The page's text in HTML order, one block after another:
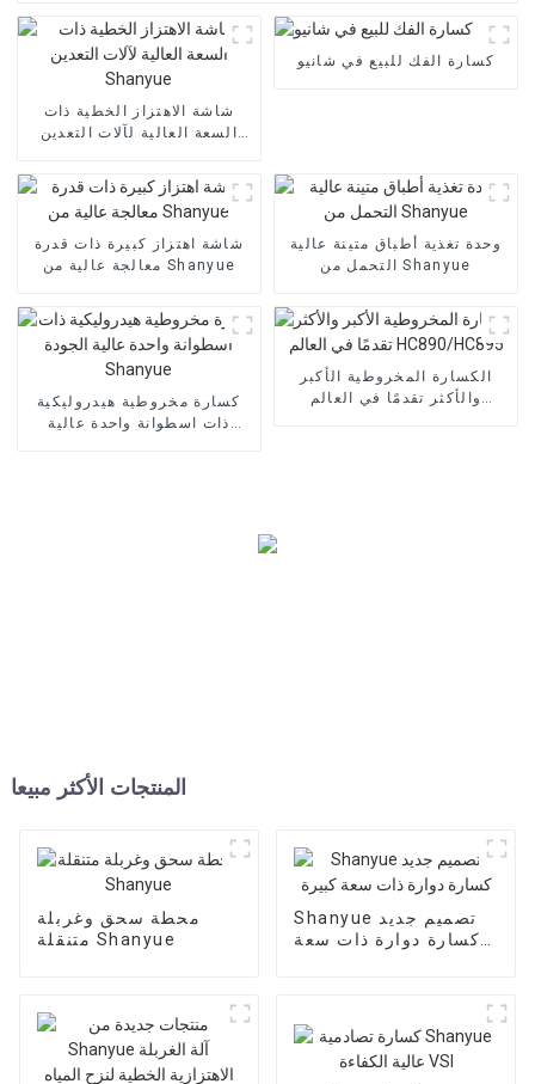
شاشة الاهتزاز الخطية ذات
السعة العالية لآلات التعدين
كسارة الفك للبيع في شانيو
شاشة اهتزاز كبيرة ذات قدرة
معالجة عالية من Shanyue
وحدة تغذية أطباق متينة عالية
التحمل من Shanyue
كسارة مخروطية هيدروليكية
ذات اسطوانة واحدة عالية
الكسارة المخروطية الأكبر
والأكثر تقدمًا في العالم
المنتجات الأكثر مبيعا
محطة سحق وغربلة
متنقلة Shanyue
Shanyue تصميم جديد
كسارة دوارة ذات سعة